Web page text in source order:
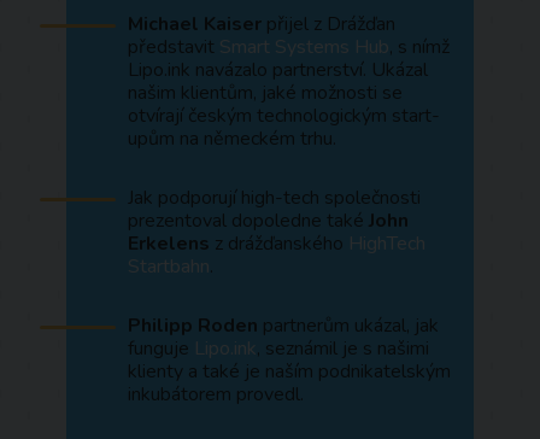
Michael Kaiser přijel z Drážďan
představit Smart Systems Hub, s nímž
Lipo.ink navázalo partnerství. Ukázal
našim klientům, jaké možnosti se
otvírají českým technologickým start-
upům na německém trhu.
Jak podporují high-tech společnosti
prezentoval dopoledne také John
Erkelens z drážďanského HighTech
Startbahn.
Philipp Roden partnerům ukázal, jak
funguje Lipo.ink, seznámil je s našimi
klienty a také je naším podnikatelským
inkubátorem provedl.